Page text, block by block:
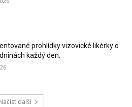
prohlídky vizovické likérky o
každý den.
další